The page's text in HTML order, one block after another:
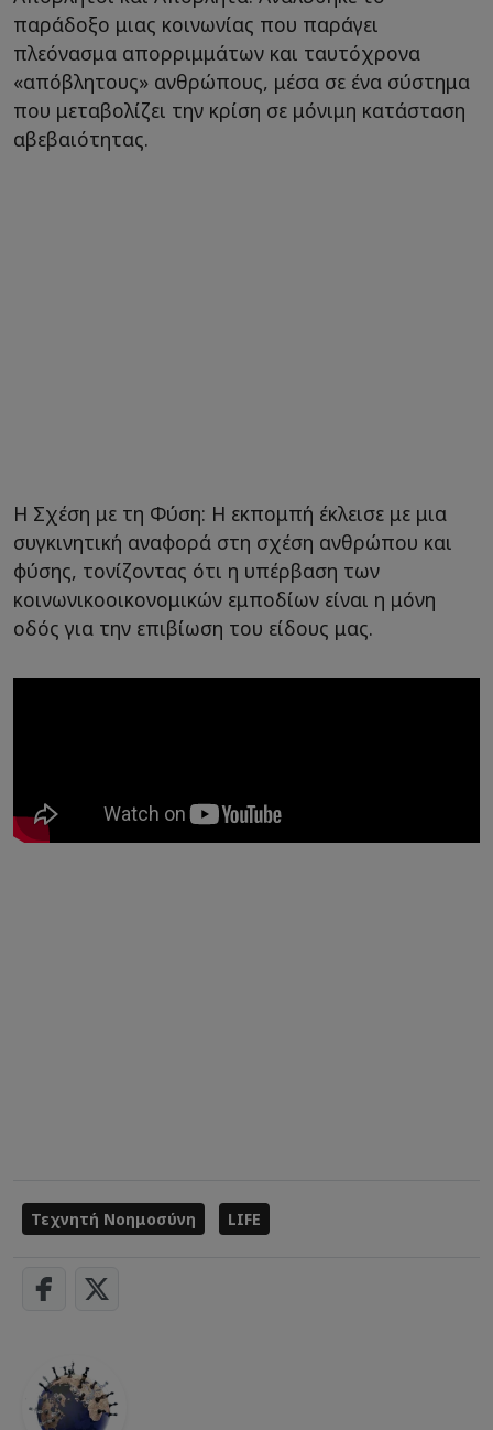
παράδοξο μιας κοινωνίας που παράγει
πλεόνασμα απορριμμάτων και ταυτόχρονα
«απόβλητους» ανθρώπους, μέσα σε ένα σύστημα
που μεταβολίζει την κρίση σε μόνιμη κατάσταση
αβεβαιότητας.
Η Σχέση με τη Φύση: Η εκπομπή έκλεισε με μια
συγκινητική αναφορά στη σχέση ανθρώπου και
φύσης, τονίζοντας ότι η υπέρβαση των
κοινωνικοοικονομικών εμποδίων είναι η μόνη
οδός για την επιβίωση του είδους μας.
Τεχνητή Νοημοσύνη LIFE